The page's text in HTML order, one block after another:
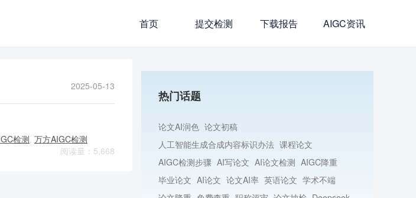
首页 提交检测 下载报告 AIGC资讯
2025-05-13
检测, 万方AIGC检测
阅读量：5,668
热门话题
论文AI润色 论文初稿
人工智能生成合成内容标识办法 课程论文
AIGC检测步骤 AI写论文 AI论文检测 AIGC降重
毕业论文 AI论文 论文AI率 英语论文 学术不端